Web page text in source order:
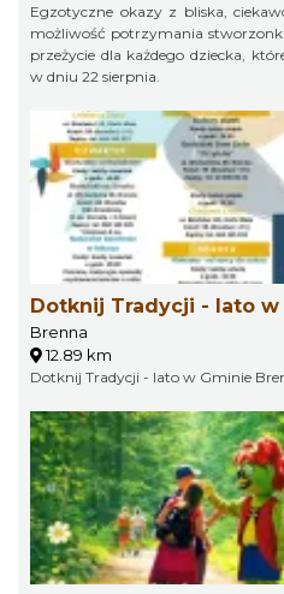
Egzotyczne okazy z bliska,
możliwość potrzymania
przeżycie dla każdego dziecka,
w dniu 22 sierpnia.
Dotknij Tradycji - lato w
Brenna
12.89 km
Dotknij Tradycji - lato w Gminie